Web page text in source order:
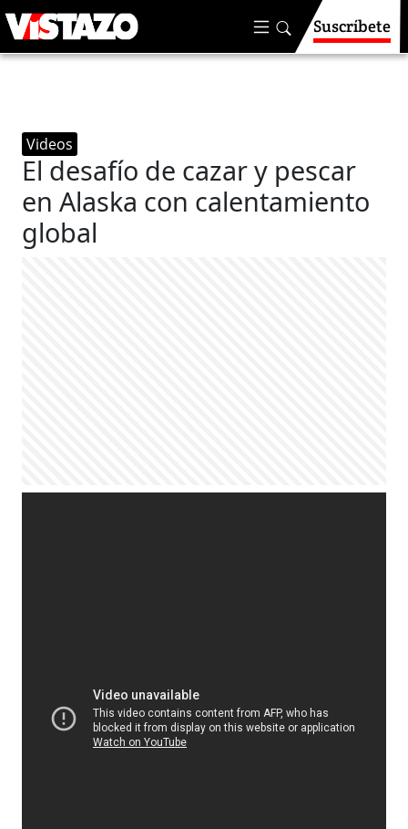
Suscríbete
Videos
El desafío de cazar y pescar
en Alaska con calentamiento
global